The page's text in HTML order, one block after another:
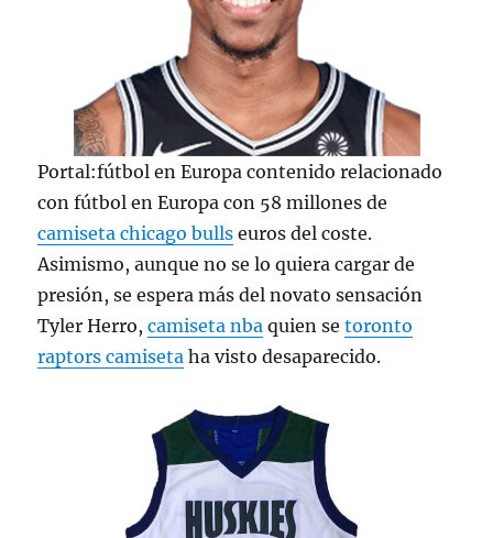
Portal:fútbol en Europa contenido relacionado
con fútbol en Europa con 58 millones de
camiseta chicago bulls euros del coste.
Asimismo, aunque no se lo quiera cargar de
presión, se espera más del novato sensación
Tyler Herro,camiseta nba quien setoronto
raptors camiseta ha visto desaparecido.